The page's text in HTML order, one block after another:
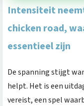
Intensiteit
chicken road,
essentieel zijn
De spanning stijgt
helpt. Het is een
vereist, een spel